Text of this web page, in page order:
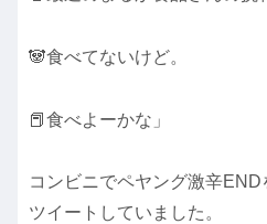
🐼食べてないけど。
📕食べよーかな」
コンビニでペヤング激辛
ツイートしていました。